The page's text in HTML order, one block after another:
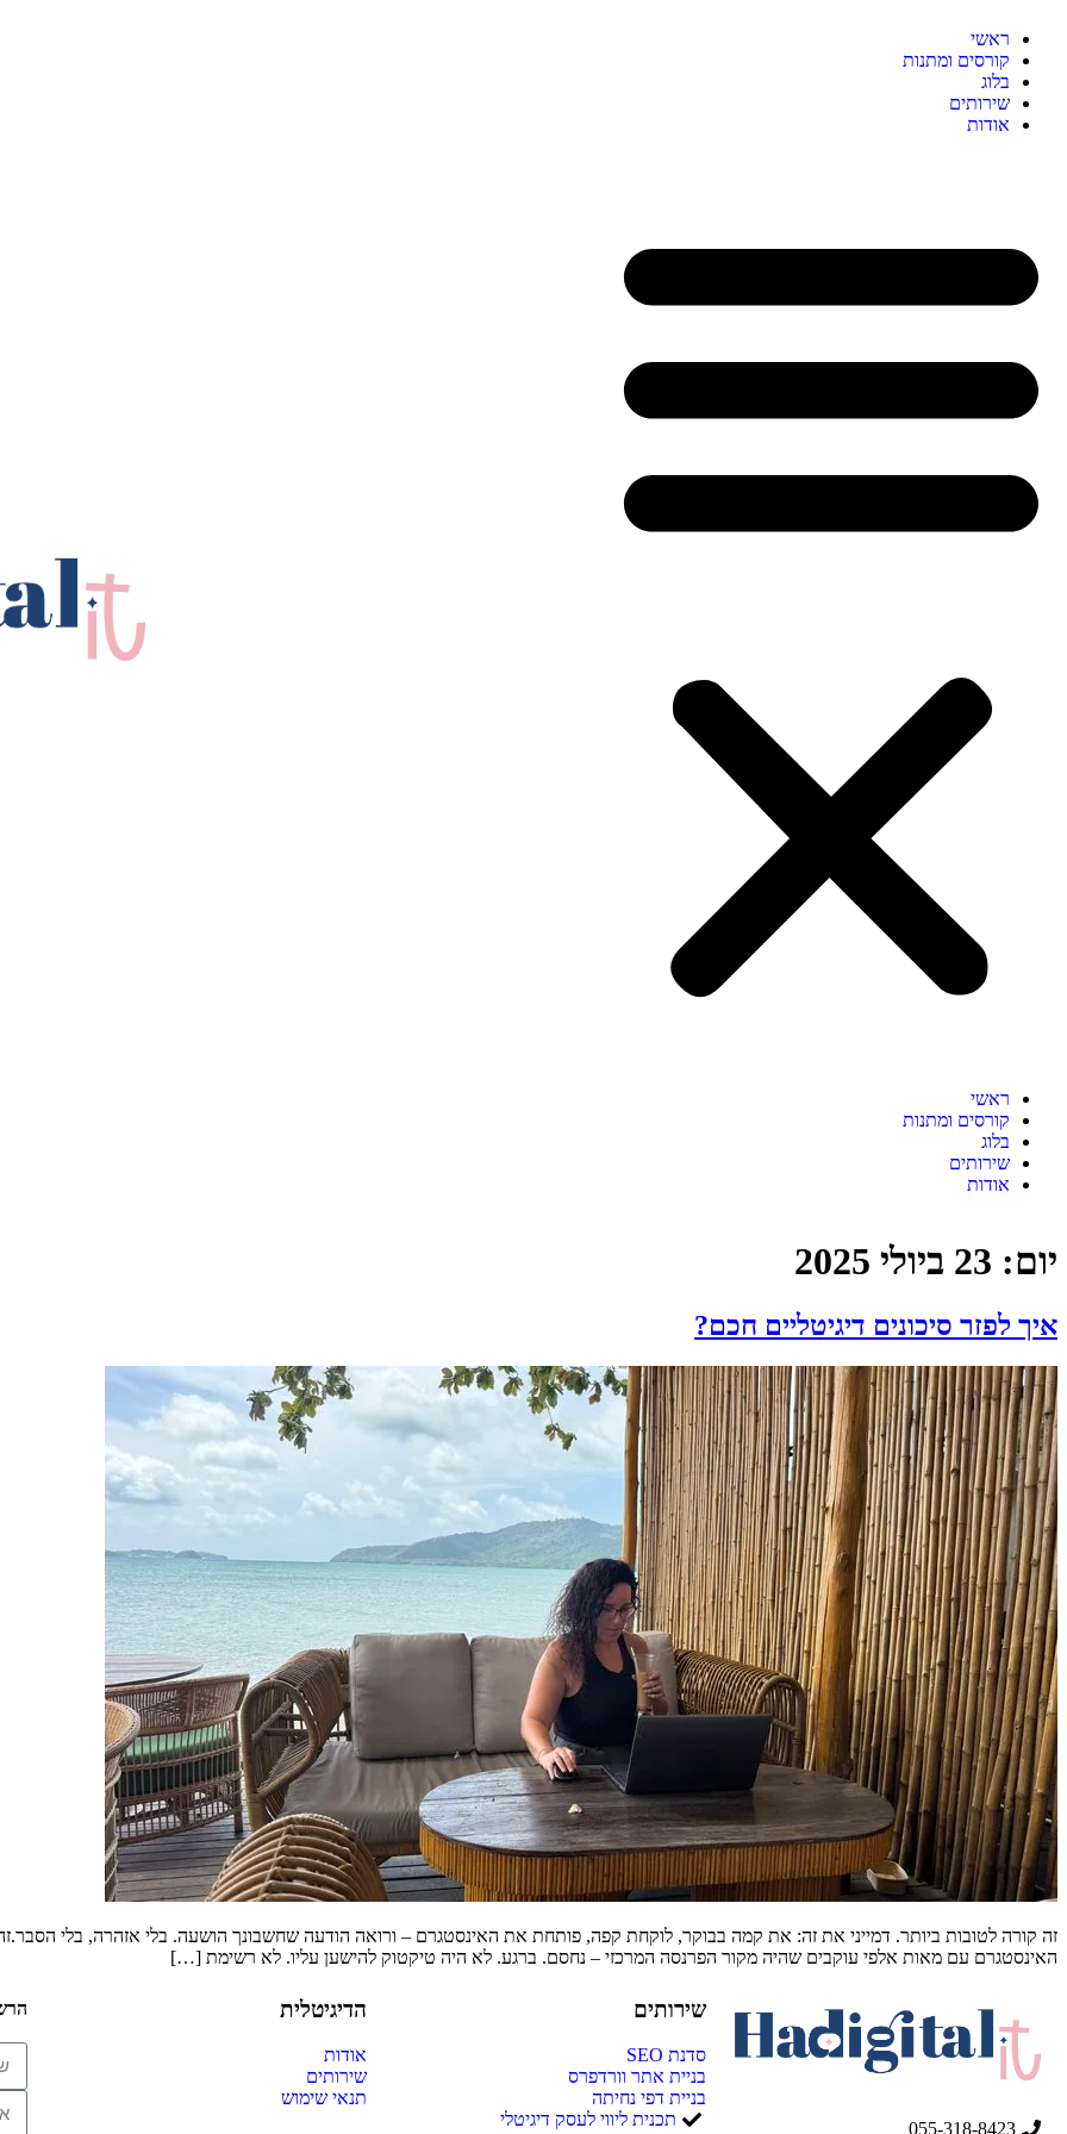
ראשי
קורסים ומתנות
בלוג
שירותים
אודות
ראשי
קורסים ומתנות
בלוג
שירותים
אודות
יום: 23 ביולי 2025
איך לפזר סיכונים דיגיטליים חכם?
זה קורה לטובות ביותר. דמייני את זה: את קמה בבוקר, לוקחת קפה, פותחת את האינסטגרם – ורואה הודעה שחשבונך הושעה. בלי אזהרה, בלי
האינסטגרם עם מאות אלפי עוקבים שהיה מקור הפרנסה המרכזי – נחסם. ברגע. לא היה טיקטוק להישען עליו. לא רשימת […]
055-318-8423
שירותים
סדנת SEO
בניית אתר וורדפרס
בניית דפי נחיתה
תכנית ליווי לעסק דיגיטלי
הדיגיטלית
אודות
שירותים
תנאי שימוש